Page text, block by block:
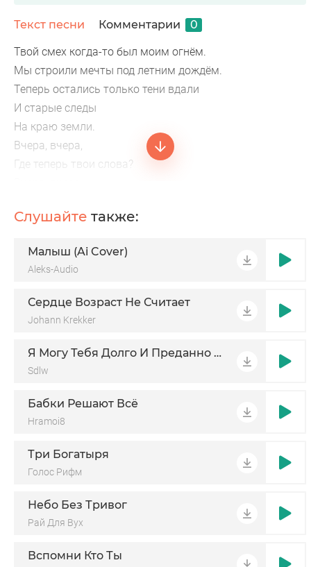
Текст песни Комментарии 0
Твой смех когда-то был моим огнём.
Мы строили мечты под летним дождём.
Теперь остались только тени вдали
И старые следы
На краю земли.
Вчера, вчера,
Где теперь твои слова?
О,
Эй, эй,
Но я жизни всё же рад.
Я не держу обид, не зову.
Пусть время заметает наш последний взгляд.
Слушайте также:
Малыш (Ai Cover)
Aleks-Audio
Сердце Возраст Не Считает
Johann Krekker
Я Могу Тебя Долго И Преданно Ждать
Sdlw
Бабки Решают Всё
Hramoi8
Три Богатыря
Голос Рифм
Небо Без Тривог
Рай Для Вух
Вспомни Кто Ты